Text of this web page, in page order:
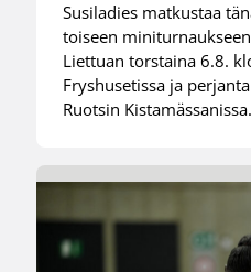
Susiladies matkustaa
toiseen
Liettuan torstaina 6.8.
Fryshusetissa ja
Ruotsin Kistamässanissa.